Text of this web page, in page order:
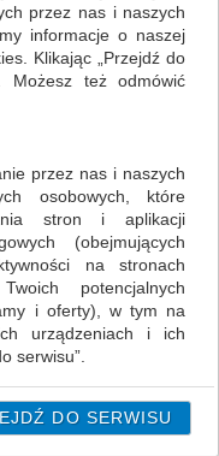
WIĘCEJ
przez nas i naszych
informacje o naszej
Klikając „Przejdź do
Możesz też odmówić
przez nas i naszych
osobowych, które
stron i aplikacji
(obejmujących
na stronach
potencjalnych
i oferty), w tym na
urządzeniach i ich
serwisu”.
jej zakres, kliknij
informacje o tym jak to
także na podstronie z
DO SERWISU